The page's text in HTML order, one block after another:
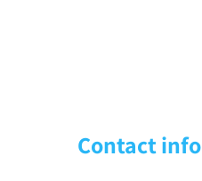
Contact info